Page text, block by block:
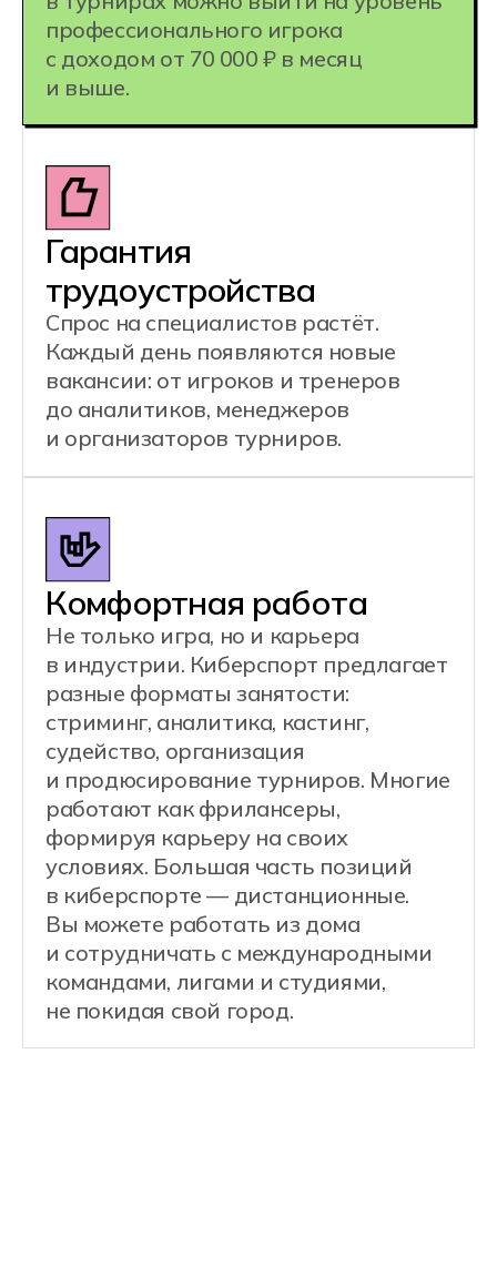
1 специальность =
несколько
профессий:
Киберспортсмен Тренер по киберспорту
Организатор киберспортивных турниров
Стример/Комментатор
Профессиональный игрок, который
участвует в соревнованиях,
разрабатывает тактики и постоянно
совершенствует навыки игры.
Примеры задач:
Участие в онлайн- и офлайн-
турнирах
Разработка стратегий
Совместные тренировки